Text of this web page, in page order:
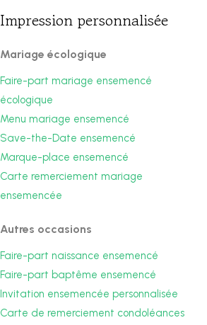
Impression personnalisée
Mariage écologique
Faire-part mariage ensemencé
écologique
Menu mariage ensemencé
Save-the-Date ensemencé
Marque-place ensemencé
Carte remerciement mariage
ensemencée
Autres occasions
Faire-part naissance ensemencé
Faire-part baptême ensemencé
Invitation ensemencée personnalisée
Carte de remerciement condoléances